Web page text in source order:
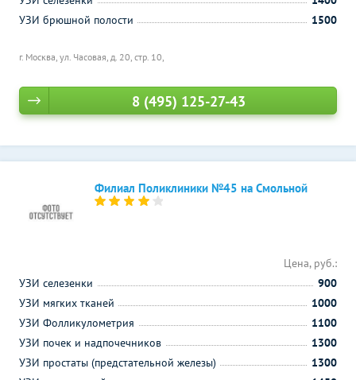
г. Москва, ул. Часовая, д. 20, стр. 10,
УЗИ брюшной полости
1500
8 (495) 125-27-43
Филиал Поликлиники №45 на Смольной
Цена, руб.:
УЗИ селезенки
900
УЗИ мягких тканей
1000
УЗИ Фолликулометрия
1100
УЗИ почек и надпочечников
1300
УЗИ простаты (предстательной железы)
1300